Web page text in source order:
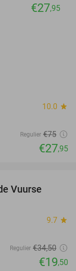
€27,95
10.0 star
Regulier €75
€27,95
Vuurse
9.7 star
Regulier €34,50
€19,50